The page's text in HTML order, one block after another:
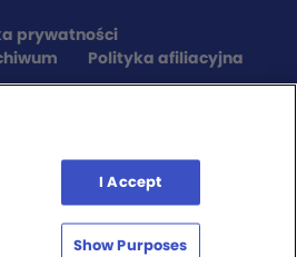
prywatności
Polityka afiliacyjna
I Accept
Show Purposes